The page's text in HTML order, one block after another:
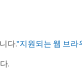
다."지원되는 웹 브라
.